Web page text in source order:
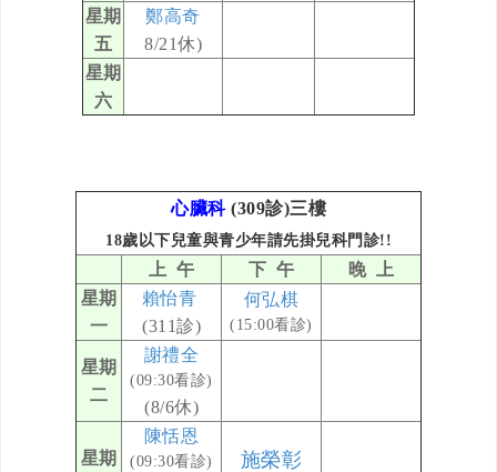
星期
五
鄭高奇
8/21休)
星期
六
心臟科(309診)三樓
18歲以下兒童與青少年請先掛兒科門診!!
上 午 下 午
晚 上
星期
一
賴怡青
(311診)
何弘棋
(15:00看診)
星期
二
謝禮全
(09:30看診)
(8/6休)
星期
陳恬恩
(09:30看診)
施榮彰